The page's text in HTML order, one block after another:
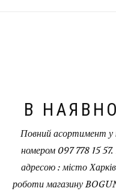
В
Повний асортимент у
номером 097 778 15
адресою : місто
роботи магазину